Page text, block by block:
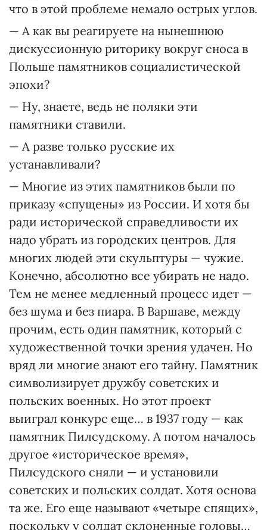
что в этой проблеме немало острых углов.
— А как вы реагируете на нынешнюю
дискуссионную риторику вокруг сноса в
Польше памятников социалистической
эпохи?
— Ну, знаете, ведь не поляки эти
памятники ставили.
— А разве только русские их
устанавливали?
— Многие из этих памятников были по
приказу «спущены» из России. И хотя бы
ради исторической справедливости их
надо убрать из городских центров. Для
многих людей эти скульптуры — чужие.
Конечно, абсолютно все убирать не надо.
Тем не менее медленный процесс идет —
без шума и без пиара. В Варшаве, между
прочим, есть один памятник, который с
художественной точки зрения удачен. Но
вряд ли многие знают его тайну. Памятник
символизирует дружбу советских и
польских военных. Но этот проект
выиграл конкурс еще… в 1937 году — как
памятник Пилсудскому. А потом началось
другое «историческое время»,
Пилсудского сняли — и установили
советских и польских солдат. Хотя основа
та же. Его еще называют «четыре спящих»,
поскольку у солдат склоненные головы…